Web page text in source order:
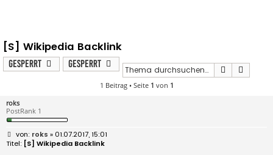
[S] Wikipedia Backlink
Gesperrt Gesperrt Suche
1 Beitrag • Seite 1 von 1
roks
PostRank 1
B
e
i
roks » 01.07.2017, 15:01
[S] Wikipedia Backlink